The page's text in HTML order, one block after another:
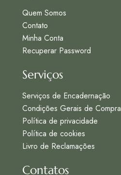
Quem Somos
Contato
Minha Conta
Recuperar Password
Serviços
Serviços de Encadernação
Condições Gerais de Compra
Política de privacidade
Política de cookies
Livro de Reclamações
Contatos